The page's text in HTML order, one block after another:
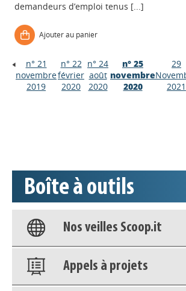
demandeurs d’emploi tenus [...]
Ajouter au panier
n° 21
novembre
2019
n° 22
février
2020
n° 24
août
2020
n° 25
novembre
2020
29
2021
Boîte à outils
Appels à projets
Base documentaire
Nos veilles Scoop.it
Appels à projets